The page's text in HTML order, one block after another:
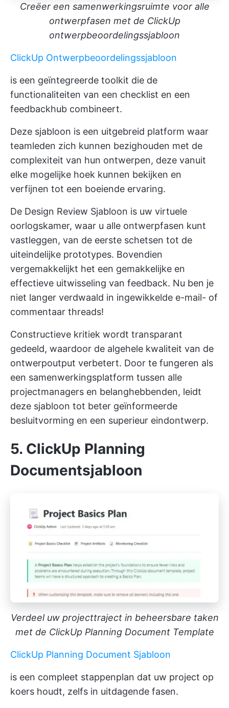
Creëer een samenwerkingsruimte voor alle
ontwerpfasen met de ClickUp
ontwerpbeoordelingssjabloon
ClickUp Ontwerpbeoordelingssjabloon
is een geïntegreerde toolkit die de
functionaliteiten van een checklist en een
feedbackhub combineert.
Deze sjabloon is een uitgebreid platform waar
teamleden zich kunnen bezighouden met de
complexiteit van hun ontwerpen, deze vanuit
elke mogelijke hoek kunnen bekijken en
verfijnen tot een boeiende ervaring.
De Design Review Sjabloon is uw virtuele
oorlogskamer, waar u alle ontwerpfasen kunt
vastleggen, van de eerste schetsen tot de
uiteindelijke prototypes. Bovendien
vergemakkelijkt het een gemakkelijke en
effectieve uitwisseling van feedback. Nu ben je
niet langer verdwaald in ingewikkelde e-mail- of
commentaar threads!
Constructieve kritiek wordt transparant
gedeeld, waardoor de algehele kwaliteit van de
ontwerpoutput verbetert. Door te fungeren als
een samenwerkingsplatform tussen alle
projectmanagers en belanghebbenden, leidt
deze sjabloon tot beter geïnformeerde
besluitvorming en een superieur eindontwerp.
5. ClickUp Planning
Documentsjabloon
Verdeel uw projecttraject in beheersbare taken
met de ClickUp Planning Document Template
ClickUp Planning Document Sjabloon
is een compleet stappenplan dat uw project op
koers houdt, zelfs in uitdagende fasen.